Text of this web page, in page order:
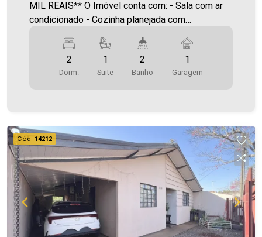
MIL REAIS** O Imóvel conta com: - Sala com ar
condicionado - Cozinha planejada com
planejados e ar condicionado - 01 Quarto com
móveis planejados e ar condicionado - Sacada
com churrasqueira - Área de serviço (com móveis
carteiras de imóveis administrados da cidade,
atuando com excelência tanto na locação quanto
na venda. Aproveite essa oportunidade, agende
uma visita! Imobiliária Ativa | Sinta-se em casa! -
As informações aqui prestadas são verdadeiras,
todavia, reservamo-nos o direito de corrigir
qualquer erro de digitação e/ou ortografia, bem
como alteração dos preços e imagens. Fotos
2
Dorm.
1
Suite
2
Banho
1
Garagem
Cód. 14212